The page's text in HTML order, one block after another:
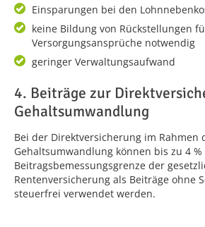
Einsparungen bei den
keine Bildung von Rückstellungen
Versorgungsansprüche notwendig
geringer Verwaltungsaufwand
4. Beiträge zur
Gehaltsumwandlung
Bei der Direktversicherung im Rahmen
Gehaltsumwandlung können bis zu 4
Beitragsbemessungsgrenze der
Rentenversicherung als Beiträge ohne
steuerfrei verwendet werden.